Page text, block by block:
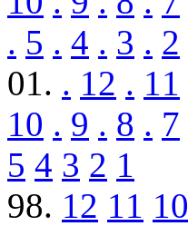
. 5 . 4 . 3 . 2
01. . 12 . 11
10 . 9 . 8 . 7
5 4 3 2 1
98. 12 11 10